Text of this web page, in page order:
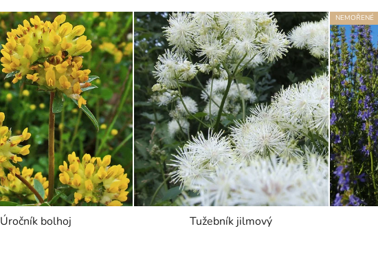
Úročník bolhoj Tužebník jilmový
NEMOŘENÉ